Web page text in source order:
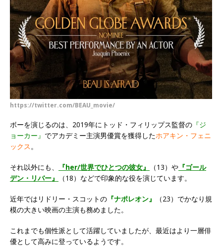
https://twitter.com/BEAU_movie/
ボーを演じるのは、2019年にトッド・フィリップス監督の 『ジ
ョーカー』 でアカデミー主演男優賞を獲得したホアキン・フェニ
ックス。
それ以外にも、 『her/世界でひとつの彼女』 （13）や 『ゴール
デン・リバー』
（18）などで印象的な役を演じています。
近年ではリドリー・スコットの 『ナポレオン』
（23）でかなり規
模の大きい映画の主演も務めました。
これまでも個性派として活躍していましたが、最近はより一層俳
優として高みに登っているようです。